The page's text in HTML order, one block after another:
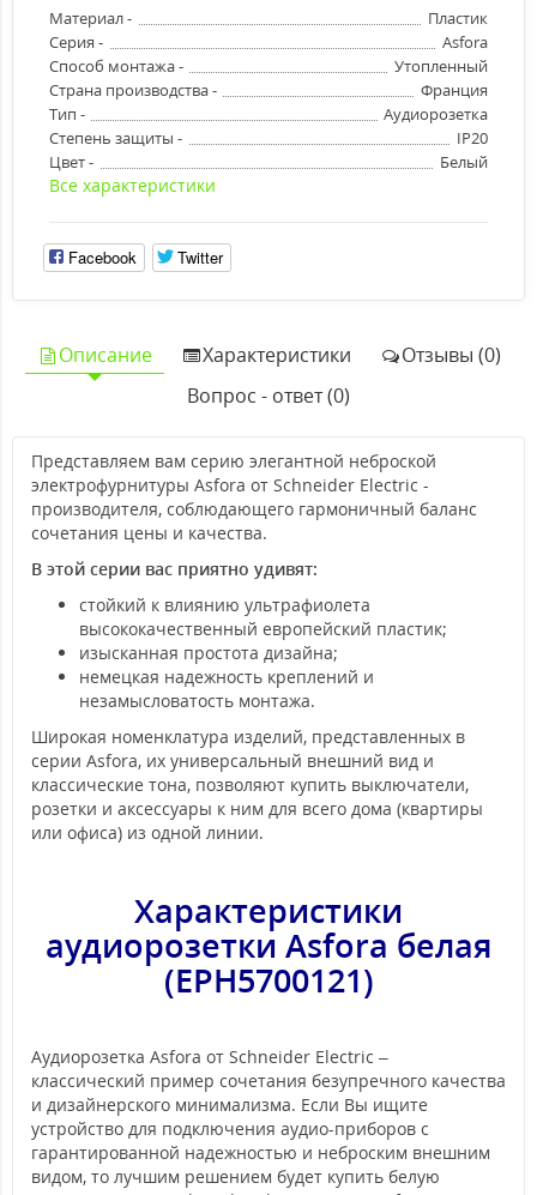
Материал -
Пластик
Серия -
Asfora
Способ монтажа -
Утопленный
Страна производства -
Франция
Тип -
Аудиорозетка
Степень защиты -
IP20
Цвет -
Белый
Все характеристики
Facebook Twitter
Описание Характеристики
Отзывы (0)
Вопрос - ответ (0)
Представляем вам серию элегантной неброской
электрофурнитуры Asfora от Schneider Electric -
производителя, соблюдающего гармоничный баланс
сочетания цены и качества.
В этой серии вас приятно удивят:
стойкий к влиянию ультрафиолета
высококачественный европейский пластик;
изысканная простота дизайна;
немецкая надежность креплений и
незамысловатость монтажа.
Широкая номенклатура изделий, представленных в
серии Asfora, их универсальный внешний вид и
классические тона, позволяют купить выключатели,
розетки и аксессуары к ним для всего дома (квартиры
или офиса) из одной линии.
Характеристики
аудиорозетки Asfora белая
(EPH5700121)
Аудиорозетка Asfora от Schneider Electric –
классический пример сочетания безупречного качества
и дизайнерского минимализма. Если Вы ищите
устройство для подключения аудио-приборов с
гарантированной надежностью и неброским внешним
видом, то лучшим решением будет купить белую